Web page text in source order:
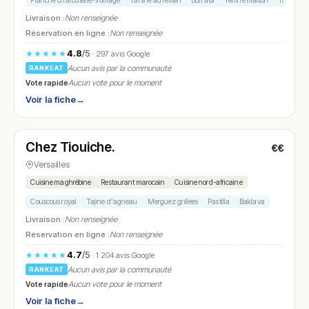
Livraison :Non renseignée
Réservation en ligne :Non renseignée
★★★★★4.8/5· 297 avis Google
RANKEAT
Aucun avis par la communauté
Vote rapideAucun vote pour le moment
Voir la fiche→
N° 10
Chez Tiouiche. €€
Versailles
Cuisine maghrébine Restaurant marocain Cuisine nord-africaine
Couscous royal Tajine d'agneau Merguez grillées Pastilla Baklava
Livraison :Non renseignée
Réservation en ligne :Non renseignée
★★★★★4.7/5· 1 204 avis Google
RANKEAT
Aucun avis par la communauté
Vote rapideAucun vote pour le moment
Voir la fiche→